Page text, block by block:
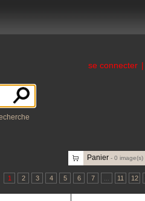
se connecter |
Panier - 0 image(s)
1 2 3 4 5 6 7 11 12